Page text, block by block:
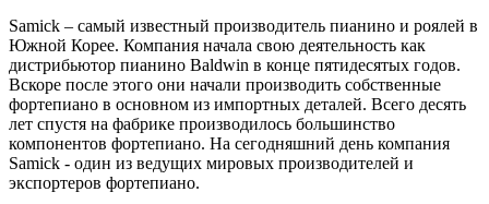
Samick – самый известный производитель пианино и роялей в
Южной Корее. Компания начала свою деятельность как
дистрибьютор пианино Baldwin в конце пятидесятых годов.
Вскоре после этого они начали производить собственные
фортепиано в основном из импортных деталей. Всего десять
лет спустя на фабрике производилось большинство
компонентов фортепиано. На сегодняшний день компания
Samick - один из ведущих мировых производителей и
экспортеров фортепиано.